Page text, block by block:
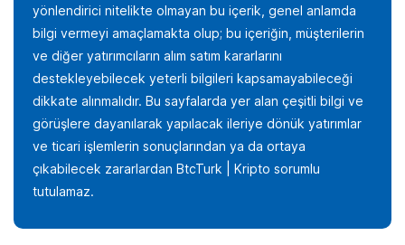
yönlendirici nitelikte olmayan bu içerik, genel anlamda
bilgi vermeyi amaçlamakta olup; bu içeriğin, müşterilerin
ve diğer yatırımcıların alım satım kararlarını
destekleyebilecek yeterli bilgileri kapsamayabileceği
dikkate alınmalıdır. Bu sayfalarda yer alan çeşitli bilgi ve
görüşlere dayanılarak yapılacak ileriye dönük yatırımlar
ve ticari işlemlerin sonuçlarından ya da ortaya
çıkabilecek zararlardan BtcTurk | Kripto sorumlu
tutulamaz.